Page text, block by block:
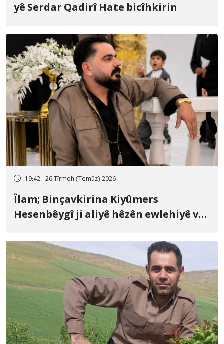
yê Serdar Qadirî Hate bicîhkirin
19:42 - 26 Tîrmeh (Temûz) 2026
Îlam; Binçavkirina Kiyûmers
Hesenbêygî ji aliyê hêzên ewlehiyê ve